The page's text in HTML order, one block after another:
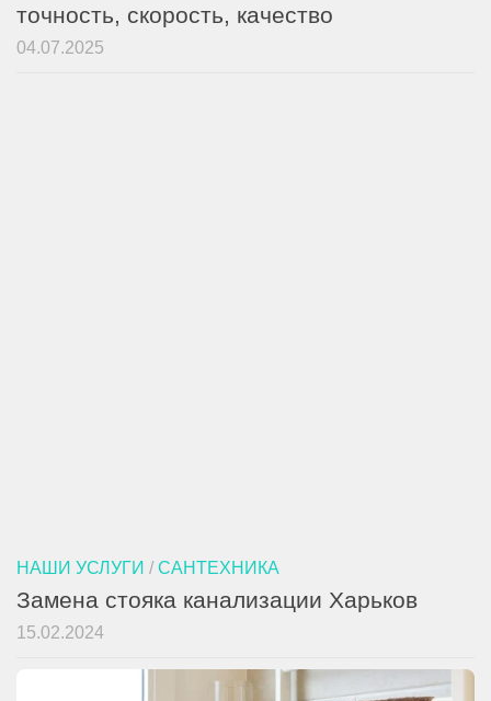
точность, скорость, качество
04.07.2025
НАШИ УСЛУГИ / САНТЕХНИКА
Замена стояка канализации Харьков
15.02.2024